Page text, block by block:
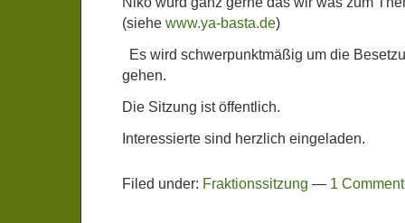
(siehe www.ya-basta.de)
Es wird schwerpunktmäßig um die
gehen.
Die Sitzung ist öffentlich.
Interessierte sind herzlich eingeladen.
Filed under: Fraktionssitzung — 1